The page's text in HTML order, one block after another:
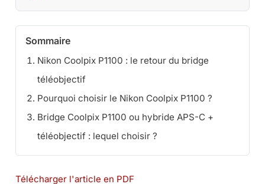
Sommaire
Nikon Coolpix P1100 : le retour du bridge
téléobjectif
Pourquoi choisir le Nikon Coolpix P1100 ?
Bridge Coolpix P1100 ou hybride APS-C +
téléobjectif : lequel choisir ?
Télécharger l'article en PDF